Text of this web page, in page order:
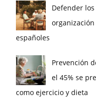
Defender
españoles
Prevención
el 45% se
como ejercicio y dieta